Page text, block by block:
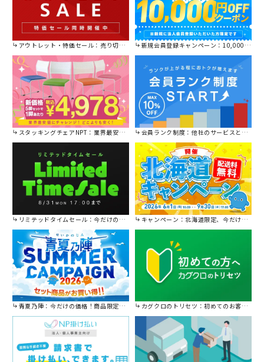
アウトレット・特価セール：売り切れ御免の特別価格！ 新規会員登録キャンペーン：10,000円OFFクーポン進呈中！
スタッキングチェアNPT：業界最安値に挑戦！ 会員ランク制度：他社のサービスと比較してください。
リミテッドタイムセール：今だけの限定セール。 キャンペーン：北海道限定、今だけ送料無料！
青夏乃陣：今だけの価格！商品限定セール開催中です。 カグクロのトリセツ：初めてのお客様はこちら。